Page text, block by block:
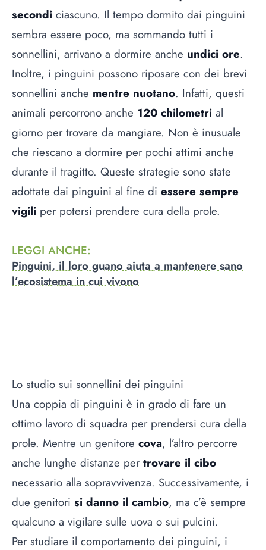
secondi ciascuno. Il tempo dormito dai pinguini
sembra essere poco, ma sommando tutti i
sonnellini, arrivano a dormire anche undici ore.
Inoltre, i pinguini possono riposare con dei brevi
sonnellini anche mentre nuotano. Infatti, questi
animali percorrono anche 120 chilometri al
giorno per trovare da mangiare. Non è inusuale
che riescano a dormire per pochi attimi anche
durante il tragitto. Queste strategie sono state
adottate dai pinguini al fine di essere sempre
vigili per potersi prendere cura della prole.
LEGGI ANCHE:
Pinguini, il loro guano aiuta a mantenere sano
l’ecosistema in cui vivono
Lo studio sui sonnellini dei pinguini
Una coppia di pinguini è in grado di fare un
ottimo lavoro di squadra per prendersi cura della
prole. Mentre un genitore cova, l’altro percorre
anche lunghe distanze per trovare il cibo
necessario alla sopravvivenza. Successivamente, i
due genitori si danno il cambio, ma c’è sempre
qualcuno a vigilare sulle uova o sui pulcini.
Per studiare il comportamento dei pinguini, i